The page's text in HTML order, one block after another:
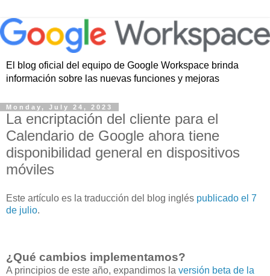
El blog oficial del equipo de Google Workspace brinda
información sobre las nuevas funciones y mejoras
Monday, July 24, 2023
La encriptación del cliente para el
Calendario de Google ahora tiene
disponibilidad general en dispositivos
móviles
Este artículo es la traducción del blog inglés publicado el 7
de julio.
¿Qué cambios implementamos?
A principios de este año, expandimos la versión beta de la